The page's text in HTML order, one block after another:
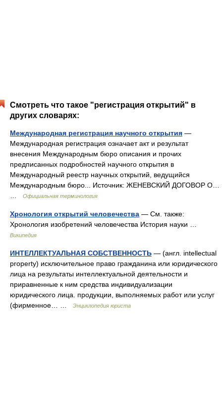
Смотреть что такое "регистрация открытий" в
других словарях:
Международная регистрация научного открытия —
Международная регистрация означает акт и результат
внесения Международным бюро описания и прочих
предписанных подробностей научного открытия в
Международный реестр научных открытий, ведущийся
Международным бюро... Источник: ЖЕНЕВСКИЙ ДОГОВОР О…
Официальная терминология
Хронология открытий человечества — См. также:
Хронология изобретений человечества История науки …
Википедия
ИНТЕЛЛЕКТУАЛЬНАЯ СОБСТВЕННОСТЬ — (англ. intellectual
property) исключительное право гражданина или юридического
лица на результаты интеллектуальной деятельности и
приравненные к ним средства индивидуализации
юридического лица. продукции, выполняемых работ или услуг
(фирменное… …
Энциклопедия юриста